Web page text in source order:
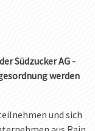
Südzucker AG -
werden
und sich